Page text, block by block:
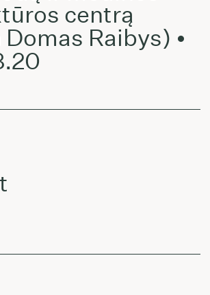
centrą
Raibys) •